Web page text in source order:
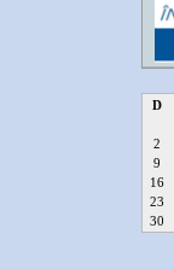
D
2
9
16
23
30